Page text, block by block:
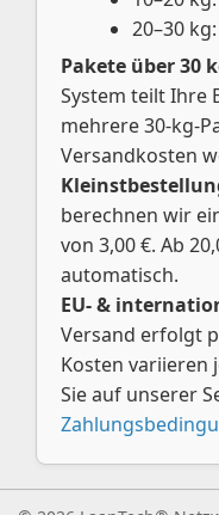
20–30
Pakete über 30
System teilt Ihre
mehrere 30-kg-
Versandkosten
berechnen wir
von 3,00 €. Ab
automatisch.
EU- &
Versand erfolgt
Kosten variieren
Sie auf unserer